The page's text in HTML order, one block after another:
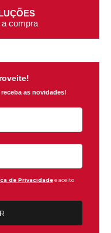
compra
as novidades!
de Privacidadee aceito